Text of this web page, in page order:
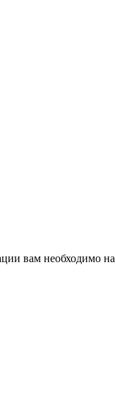
вам необходимо